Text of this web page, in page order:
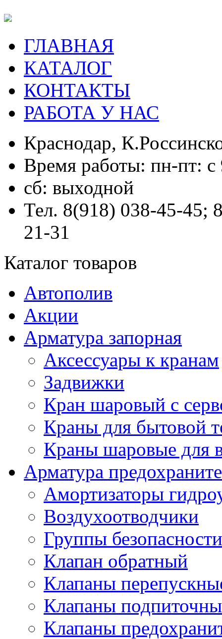
ГЛАВНАЯ
КАТАЛОГ
КОНТАКТЫ
РАБОТА У НАС
Краснодар,
Время работы: пн-пт:
сб: выходной
Тел. 8(918) 038-45-45;
21-31
Каталог товаров
Автополив
Акции
Арматура запорная
Аксессуары к кранам
Задвижки
Кран шаровый с
Краны для бытовой
Краны шаровые для
Арматура
Амортизаторы
Воздухоотводчики
Группы безопасности
Клапан обратный
Клапаны
Клапаны
Клапаны